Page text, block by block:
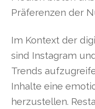
Präferenzen der
Im Kontext der
sind Instagram
Trends
Inhalte eine
herzustellen.